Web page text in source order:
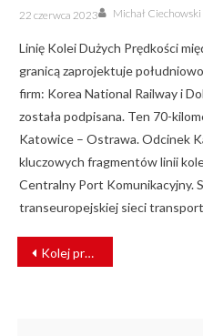
Posted
on
22 czerwca 2023 Author
Michał Ciechowski
Linię Kolei Dużych Prędkości
granicą zaprojektuje
firm: Korea National Railway i
została podpisana. Ten 70-
Katowice – Ostrawa. Odcinek
kluczowych fragmentów linii
Centralny Port Komunikacyjny.
transeuropejskiej sieci
NAWIGACJA
WPISU
Kolej przyspiesza transformację